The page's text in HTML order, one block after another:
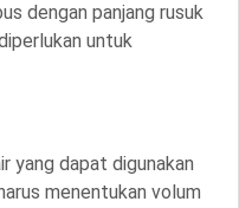
dengan panjang rusuk
untuk
yang dapat digunakan
menentukan volum